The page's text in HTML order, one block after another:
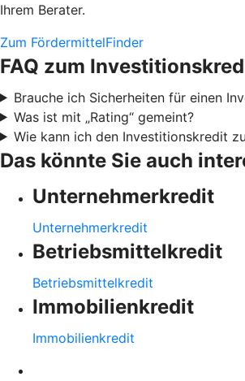
Ihrem Berater.
Zum FördermittelFinder
FAQ zum
Brauche ich Sicherheiten für einen
Was ist mit „Rating“ gemeint?
Wie kann ich den Investitionskredit
Das könnte Sie auch
Unternehmerkredit
Unternehmerkredit
Betriebsmittelkredit
Betriebsmittelkredit
Immobilienkredit
Immobilienkredit